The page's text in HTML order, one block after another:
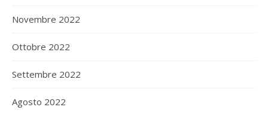
Novembre 2022
Ottobre 2022
Settembre 2022
Agosto 2022